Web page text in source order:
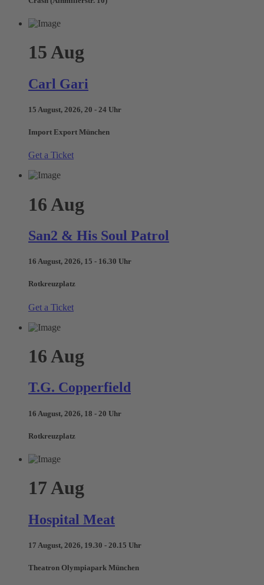
15Aug
Carl Gari
15 August, 2026, 20 - 24 Uhr
Import Export München
Get a Ticket
16 Aug
San2 & His Soul Patrol
16 August, 2026, 15 - 16.30 Uhr
Rotkreuzplatz
Get a Ticket
16 Aug
T.G. Copperfield
16 August, 2026, 18 - 20 Uhr
Rotkreuzplatz
17Aug
Hospital Meat
17 August, 2026, 19.30 - 20.15 Uhr
Theatron Olympiapark München